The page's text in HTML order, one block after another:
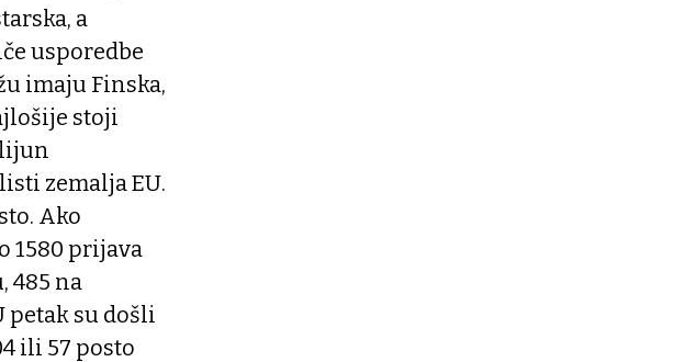
a
usporedbe
imaju Finska,
stoji
zemalja EU.
Ako
1580 prijava
485 na
petak su došli
ili 57 posto